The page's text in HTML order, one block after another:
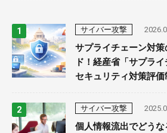
サイバー攻撃
サプライチェーン対
ド！経産省「サプラ
セキュリティ対策評価
サイバー攻撃
個人情報流出でどう